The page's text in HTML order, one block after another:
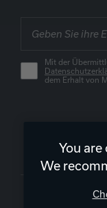
Mit der
dem Erhalt von
You
We